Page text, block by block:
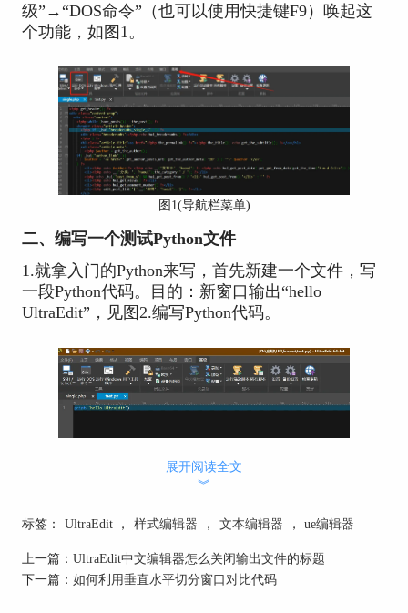
级”→“DOS命令”（也可以使用快捷键F9）唤起这
个功能，如图1。
图1(导航栏菜单)
二、编写一个测试Python文件
1.就拿入门的Python来写，首先新建一个文件，写
一段Python代码。目的：新窗口输出“hello
UltraEdit”，见图2.编写Python代码。
图2.编写Python代码
便于查看语法的错误。(窗口下方可以直接快捷选
展开阅读全文
︾
标签： UltraEdit ， 样式编辑器 ， 文本编辑器 ， ue编辑器
上一篇： UltraEdit中文编辑器怎么关闭输出文件的标题
下一篇： 如何利用垂直水平切分窗口对比代码